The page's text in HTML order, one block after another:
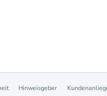
Hinweisgeber